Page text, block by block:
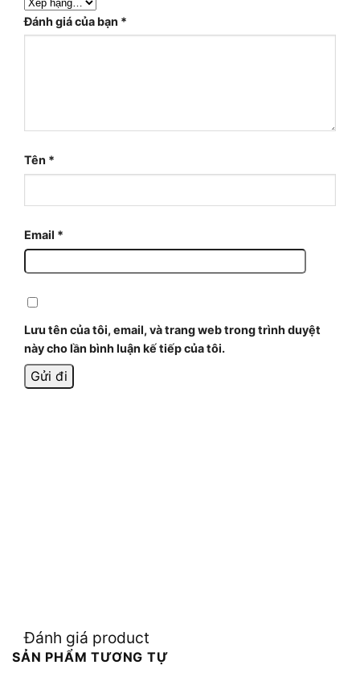
Đánh giá của bạn *
Tên *
Email *
Lưu tên của tôi, email, và trang web trong trình duyệt
này cho lần bình luận kế tiếp của tôi.
Đánh giá product
SẢN PHẨM TƯƠNG TỰ